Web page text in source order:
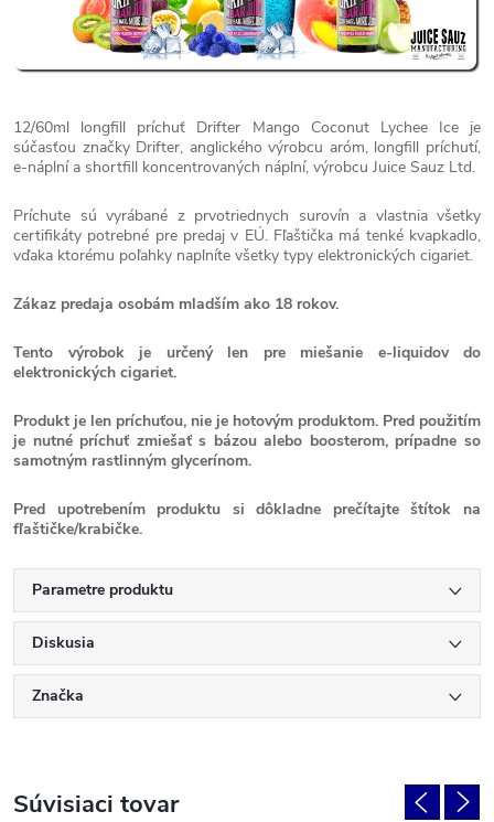
12/60ml longfill príchuť Drifter Mango Coconut Lychee Ice je
súčasťou značky Drifter, anglického výrobcu aróm, longfill príchutí,
e-náplní a shortfill koncentrovaných náplní, výrobcu Juice Sauz Ltd.
Príchute sú vyrábané z prvotriednych surovín a vlastnia všetky
certifikáty potrebné pre predaj v EÚ. Fľaštička má tenké kvapkadlo,
vďaka ktorému poľahky naplníte všetky typy elektronických cigariet.
Zákaz predaja osobám mladším ako 18 rokov.
Tento výrobok je určený len pre miešanie e-liquidov do
elektronických cigariet.
Produkt je len príchuťou, nie je hotovým produktom. Pred použitím
je nutné príchuť zmiešať s bázou alebo boosterom, prípadne so
samotným rastlinným glycerínom.
Pred upotrebením produktu si dôkladne prečítajte štítok na
fľaštičke/krabičke.
Parametre produktu
Diskusia
Značka
Súvisiaci tovar